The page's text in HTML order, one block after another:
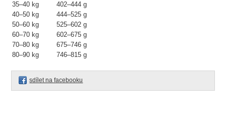
35–40 kg
402–444 g
40–50 kg
444–525 g
50–60 kg
525–602 g
60–70 kg
602–675 g
70–80 kg
675–746 g
80–90 kg
746–815 g
sdílet na facebooku